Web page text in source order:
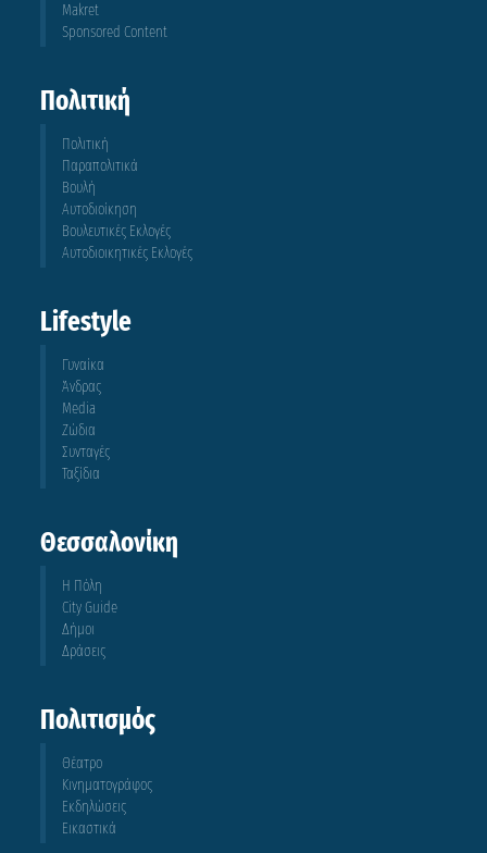
Makret
Sponsored Content
Πολιτική
Πολιτική
Παραπολιτικά
Βουλή
Αυτοδιοίκηση
Βουλευτικές Εκλογές
Αυτοδιοικητικές Εκλογές
Lifestyle
Γυναίκα
Άνδρας
Media
Ζώδια
Συνταγές
Ταξίδια
Θεσσαλονίκη
Η Πόλη
City Guide
Δήμοι
Δράσεις
Πολιτισμός
Θέατρο
Κινηματογράφος
Εκδηλώσεις
Εικαστικά